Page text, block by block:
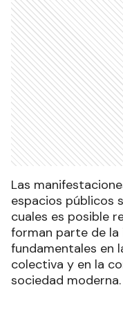
Las
espacios públicos
cuales es posible
forman parte de la
fundamentales en
colectiva y en la
sociedad moderna.